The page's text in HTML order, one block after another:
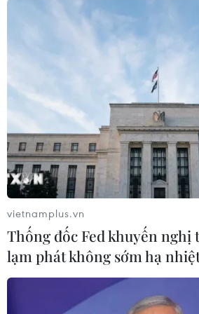
để đảm bảo giãn cách.
Học sinh các khối lớp còn lại
học trực tuyến theo kế hoạch
báo mới.
Theo Ban Chỉ đạo phòng,
tỉnh Bắc Ninh, từ ngày 5/5 đến
nhận 1.873 ca mắc COVID-
cơ bản kiểm soát được dịch
xã, phường được xếp loại bình
vietnamplus.vn
Thống đốc Fed khuyến nghị
lạm phát không sớm hạ